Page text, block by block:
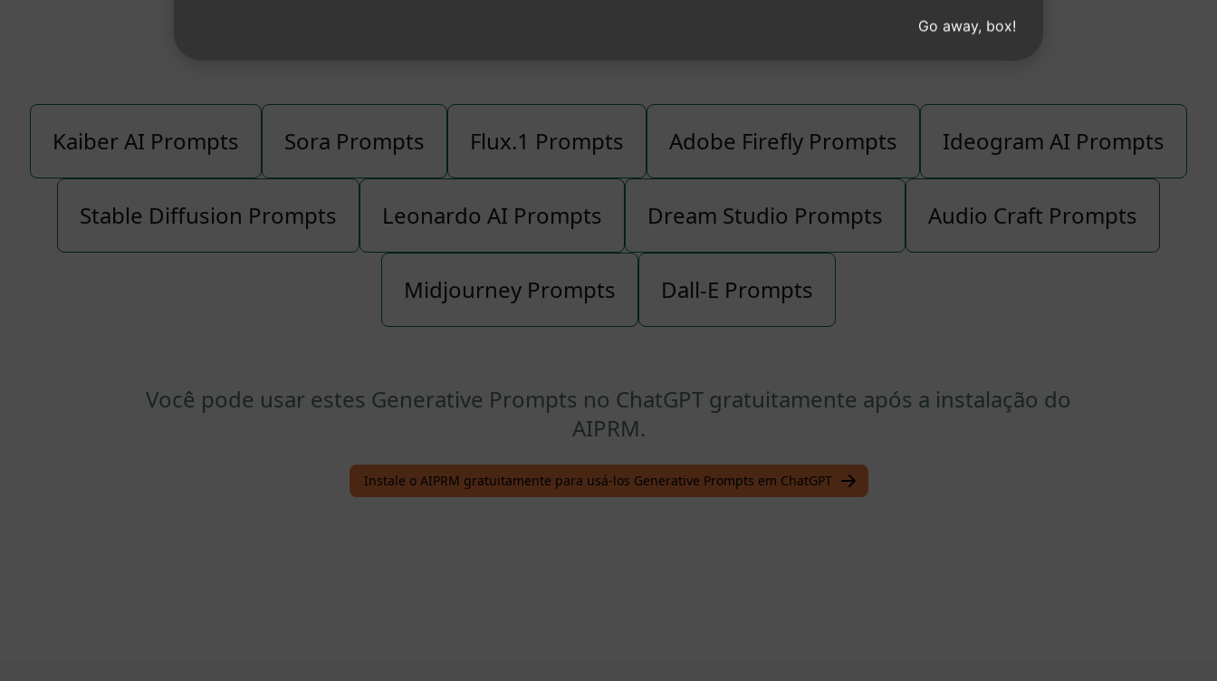
Generative Prompts
Kaiber AI Prompts Sora Prompts Flux.1 Prompts Adobe Firefly Prompts Ideogram AI Prompts
Stable Diffusion Prompts Leonardo AI Prompts Dream Studio Prompts Audio Craft Prompts
Midjourney Prompts Dall-E Prompts
Você pode usar estes Generative Prompts no ChatGPT gratuitamente após a instalação do
AIPRM.
Instale o AIPRM gratuitamente para usá-los Generative Prompts em ChatGPT
Go away, box!